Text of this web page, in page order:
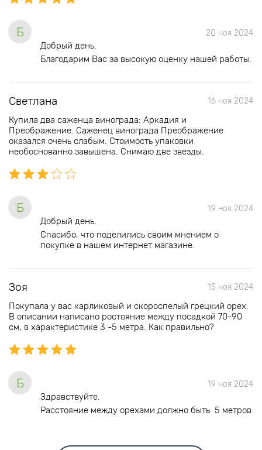
Б 20 ноя 2024
Добрый день.
Благодарим Вас за высокую оценку нашей работы.
Светлана 16 ноя 2024
Купила два саженца винограда: Аркадия и
Преображение. Саженец винограда Преображение
оказался очень слабым. Стоимость упаковки
необоснованно завышена. Снимаю две звезды.
Б 19 ноя 2024
Добрый день.
Спасибо, что поделились своим мнением о
покупке в нашем интернет магазине.
Зоя 15 ноя 2024
Покупала у вас карликовый и скороспелый грецкий орех.
В описании написано ростояние между посадкой 70-90
см, в характеристике 3 -5 метра. Как правильно?
Б 19 ноя 2024
Здравствуйте.
Расстояние между орехами должно быть 5 метров